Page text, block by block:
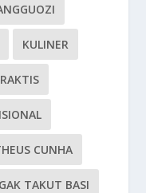
KULINER
CUNHA
TAKUT BASI